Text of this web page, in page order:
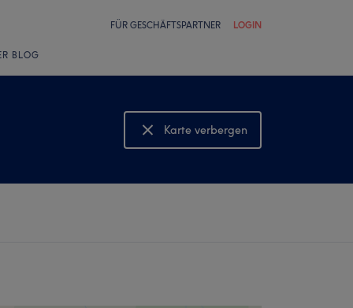
FÜR GESCHÄFTSPARTNER LOGIN
BLOG
Karte verbergen
Karte anzeigen